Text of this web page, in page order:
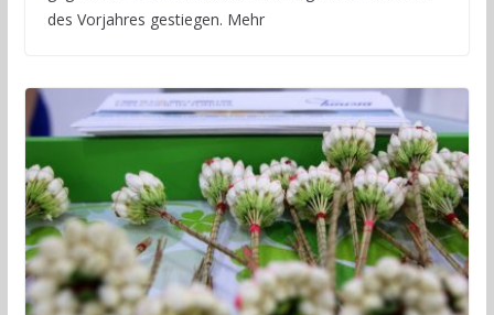
des Vorjahres gestiegen. Mehr